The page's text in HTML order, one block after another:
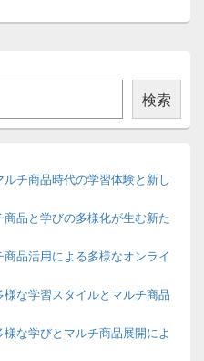
検索
チ商品時代の学習体験と新し
品と学びの多様化が生む新た
品活用による多様なオンライ
な学習スタイルとマルチ商品
な学びとマルチ商品展開によ